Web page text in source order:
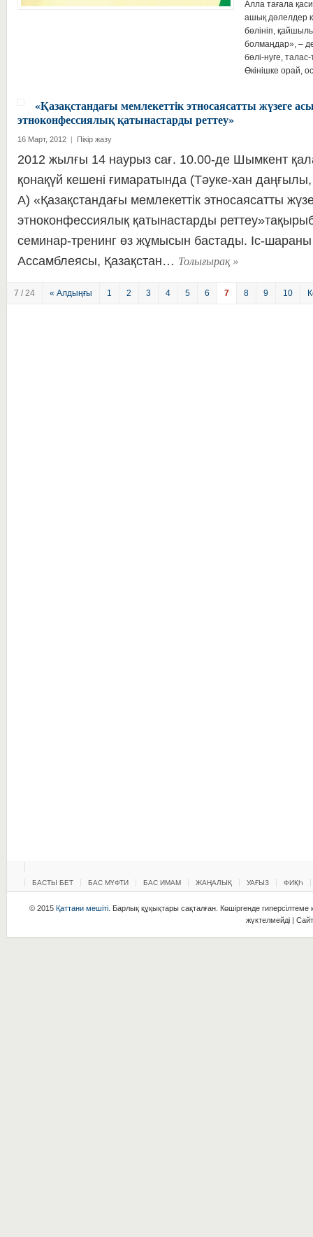
Алла тағала
ашық дәлелдер
бөлініп,
болмаңдар», –
бөлі-нуге,
Өкінішке орай,
«Қазақстандағы мемлекеттік этносаясатты жүзеге
этноконфессиялық қатынастарды реттеу»
16 Март, 2012 | Пікір жазу
2012 жылғы 14 наурыз сағ. 10.00-де Шымкент
қонақүй кешені ғимаратында (Тәуке-хан
А) «Қазақстандағы мемлекеттік этносаясатты
этноконфессиялық қатынастарды
семинар-тренинг өз жұмысын бастады. Іс-шараны
Ассамблеясы, Қазақстан… Толығырақ»
7 / 24 « Алдыңғы 1 2 3 4 5 6 7 8 9 10
БАСТЫ БЕТ БАС МҮФТИ БАС ИМАМ ЖАҢАЛЫҚ УАҒЫЗ ФИҚҺ
© 2015 Қаттани мешіті. Барлық құқықтары сақталған. Көшіргенде гиперсілтеме
жүктелмейді |